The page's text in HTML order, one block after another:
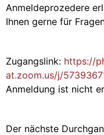
Anmeldeprozedere
Ihnen gerne für
Zugangslink: https://
at.zoom.us/j/
Anmeldung ist nicht
Der nächste